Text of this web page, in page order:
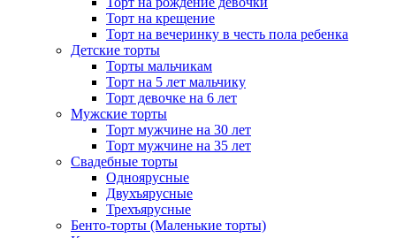
Торт на крещение
Торт на вечеринку в честь пола ребенка
Детские торты
Торты мальчикам
Торт на 5 лет мальчику
Торт девочке на 6 лет
Мужские торты
Торт мужчине на 30 лет
Торт мужчине на 35 лет
Свадебные торты
Одноярусные
Двухъярусные
Трехъярусные
Бенто-торты (Маленькие торты)